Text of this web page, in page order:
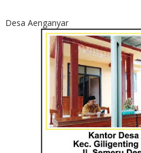
Desa Aenganyar